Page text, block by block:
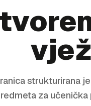
strukturirana
za